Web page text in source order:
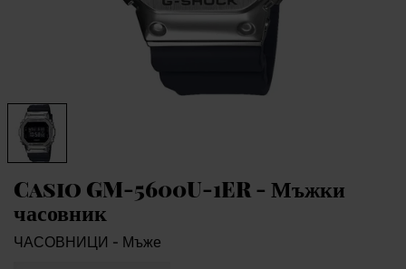
Casio GM-5600U-1ER - Мъжки
часовник
ЧАСОВНИЦИ - Мъже